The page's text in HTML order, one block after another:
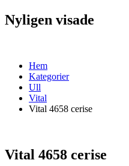
Nyligen visade
Hem
Kategorier
Ull
Vital
Vital 4658 cerise
Vital 4658 cerise